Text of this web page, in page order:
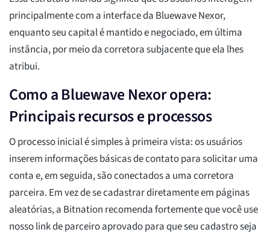
principalmente com a interface da Bluewave Nexor,
enquanto seu capital é mantido e negociado, em última
instância, por meio da corretora subjacente que ela lhes
atribui.
Como a Bluewave Nexor opera:
Principais recursos e processos
O processo inicial é simples à primeira vista: os usuários
inserem informações básicas de contato para solicitar uma
conta e, em seguida, são conectados a uma corretora
parceira. Em vez de se cadastrar diretamente em páginas
aleatórias, a Bitnation recomenda fortemente que você use
nosso link de parceiro aprovado para que seu cadastro seja